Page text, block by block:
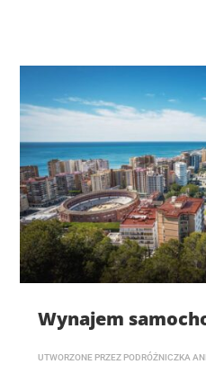
Wynajem
UTWORZONE PRZEZ PODRÓŻNICZKA